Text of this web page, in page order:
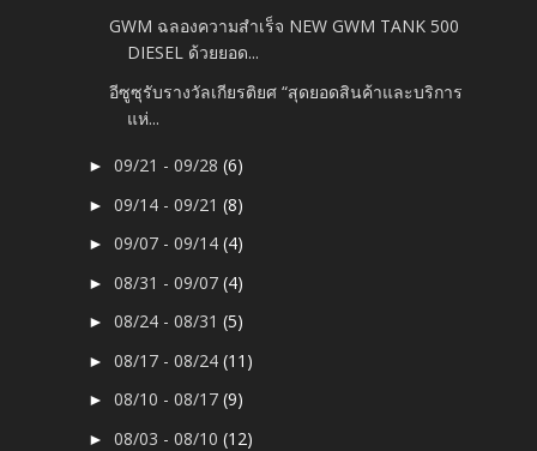
GWM ฉลองความสำเร็จ NEW GWM TANK 500
DIESEL ด้วยยอด...
อีซูซุรับรางวัลเกียรติยศ “สุดยอดสินค้าและบริการ
แห่...
►09/21 - 09/28(6)
►09/14 - 09/21(8)
►09/07 - 09/14(4)
►08/31 - 09/07(4)
►08/24 - 08/31(5)
►08/17 - 08/24(11)
►08/10 - 08/17(9)
►08/03 - 08/10(12)